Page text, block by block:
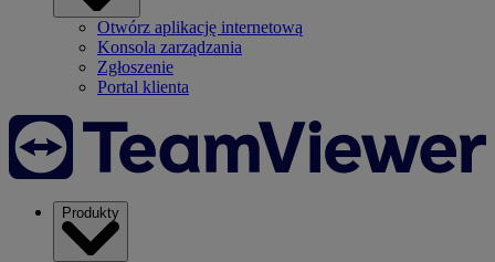
Otwórz aplikację internetową
Konsola zarządzania
Zgłoszenie
Portal klienta
Produkty